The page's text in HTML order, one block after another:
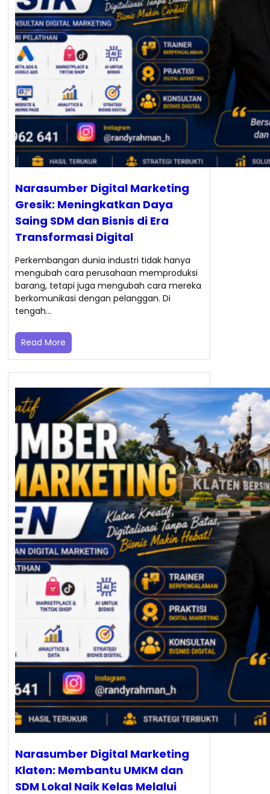
Narasumber Digital Marketing
Gresik: Meningkatkan Daya
Saing SDM dan Bisnis di Era
Transformasi Digital
Perkembangan dunia industri tidak hanya
mengubah cara perusahaan memproduksi
barang, tetapi juga mengubah cara mereka
berkomunikasi dengan pelanggan. Di
tengah…
Read More
Narasumber Digital Marketing
Klaten: Membantu UMKM dan
SDM Lokal Naik Kelas Melalui